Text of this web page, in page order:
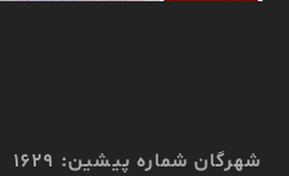
شهرگان شماره پیشین: 1629